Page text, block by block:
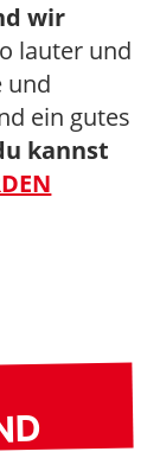
wir
lauter und
und
ein gutes
kannst